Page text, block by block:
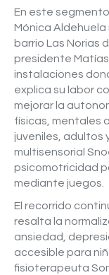
En este segmento
Mónica Aldehuela
barrio Las Norias
presidente
instalaciones
explica su labor
mejorar la
físicas, mentales
juveniles, adultos
multisensorial
psicomotricidad
mediante juegos.
El recorrido
resalta la
ansiedad,
accesible para
fisioterapeuta